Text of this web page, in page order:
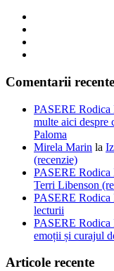
Comentarii recente
PASERE
multe aici despre
Paloma
Mirela Marin la
(recenzie)
PASERE
Terri Libenson
PASERE
lecturii
PASERE
emoții și curajul
Articole recente